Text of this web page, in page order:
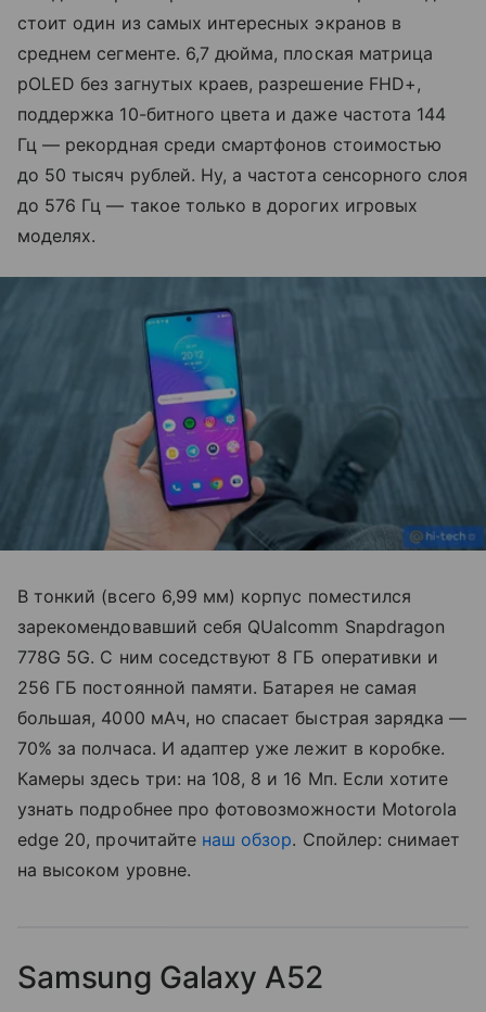
стоит один из самых интересных экранов в
среднем сегменте. 6,7 дюйма, плоская матрица
pOLED без загнутых краев, разрешение FHD+,
поддержка 10-битного цвета и даже частота 144
Гц — рекордная среди смартфонов стоимостью
до 50 тысяч рублей. Ну, а частота сенсорного слоя
до 576 Гц — такое только в дорогих игровых
моделях.
В тонкий (всего 6,99 мм) корпус поместился
зарекомендовавший себя QUalcomm Snapdragon
778G 5G. С ним соседствуют 8 ГБ оперативки и
256 ГБ постоянной памяти. Батарея не самая
большая, 4000 мАч, но спасает быстрая зарядка —
70% за полчаса. И адаптер уже лежит в коробке.
Камеры здесь три: на 108, 8 и 16 Мп. Если хотите
узнать подробнее про фотовозможности Motorola
edge 20, прочитайте наш обзор. Спойлер: снимает
на высоком уровне.
Samsung Galaxy A52